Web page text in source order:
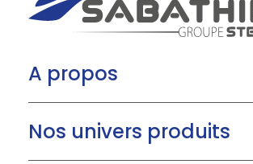
A propos
Nos univers produits